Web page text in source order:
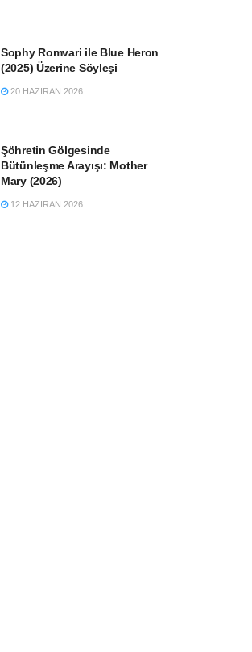
Sophy Romvari ile Blue Heron
(2025) Üzerine Söyleşi
20 HAZIRAN 2026
Şöhretin Gölgesinde
Bütünleşme Arayışı: Mother
Mary (2026)
12 HAZIRAN 2026